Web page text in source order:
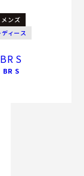
メンズ
ディース
BR S
BR S